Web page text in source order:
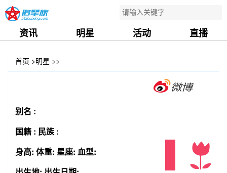
资讯 明星 活动 直播
首页 >明星 >>
别名 :
国籍 : 民族 :
身高: 体重: 星座: 血型: